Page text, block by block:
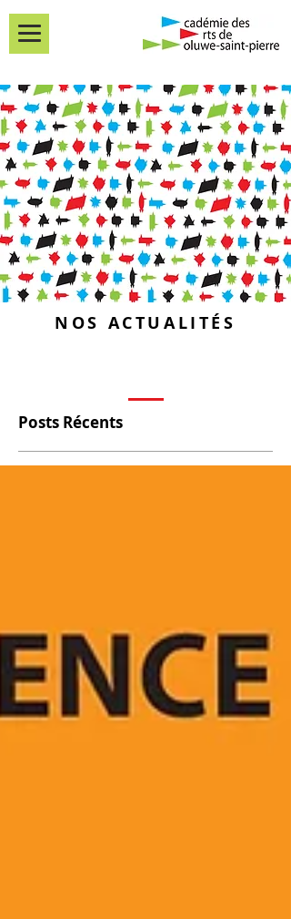
NOS ACTUALITÉS
Posts Récents